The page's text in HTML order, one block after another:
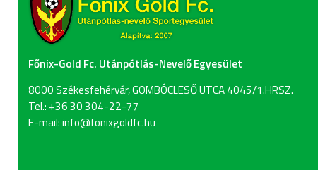
Főnix-Gold Fc. Utánpótlás-Nevelő Egyesület
8000 Székesfehérvár, GOMBÓCLESŐ UTCA 4045/1.HRSZ.
Tel.: +36 30 304-22-77
E-mail: info@fonixgoldfc.hu